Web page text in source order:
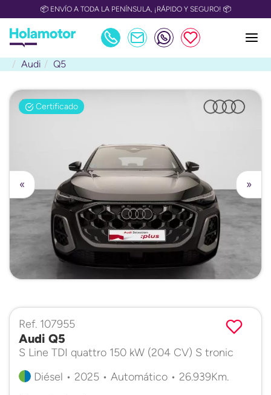
📦 ENVÍO A TODA LA PENÍNSULA, ¡RÁPIDO Y SEGURO! 📦
Audi Q5
Certificado
»
«
Ref. 107955
Audi Q5
S Line TDI quattro 150 kW (204 CV) S tronic
Diésel • 2025 • Automático • 26.939Km.